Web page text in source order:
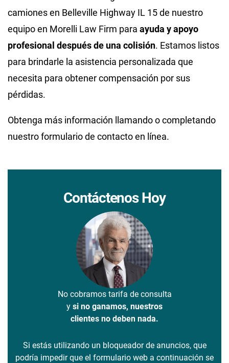
camiones en Belleville Highway IL 15 de nuestro
equipo en Morelli Law Firm para ayuda y apoyo
profesional después de una colisión. Estamos listos
para brindarle la asistencia personalizada que
necesita para obtener compensación por sus
pérdidas.
Obtenga más información llamando o completando
nuestro formulario de contacto en línea.
Contáctenos Hoy
No cobramos tarifa de consulta
y si no ganamos, nuestros
clientes no deben nada.
Si estás utilizando un bloqueador de anuncios, que
podría impedir que el formulario web a continuación se